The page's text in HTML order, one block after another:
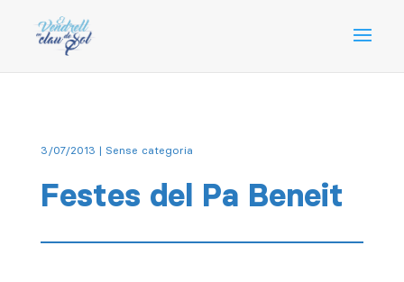
3/07/2013 | Sense categoria
Festes del Pa Beneit